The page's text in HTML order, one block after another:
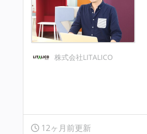
株式会社LITALICO
12ヶ月前更新